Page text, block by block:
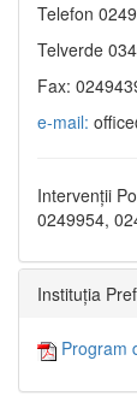
Telefon
Telverde
Fax:
e-mail:
Intervenții
0249954,
Instituția
Program